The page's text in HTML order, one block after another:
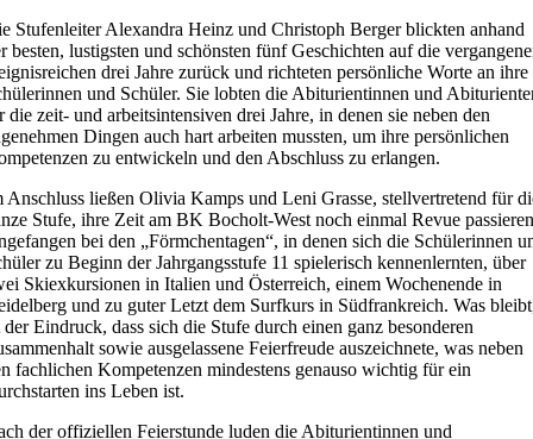
Stufenleiter Alexandra Heinz und Christoph Berger blickten anhand
besten, lustigsten und schönsten fünf Geschichten auf die
drei Jahre zurück und richteten persönliche Worte an ihre
und Schüler. Sie lobten die Abiturientinnen und
die zeit- und arbeitsintensiven drei Jahre, in denen sie neben den
Dingen auch hart arbeiten mussten, um ihre persönlichen
zu entwickeln und den Abschluss zu erlangen.
Anschluss ließen Olivia Kamps und Leni Grasse, stellvertretend für
Stufe, ihre Zeit am BK Bocholt-West noch einmal Revue
bei den „Förmchentagen“, in denen sich die Schülerinnen
zu Beginn der Jahrgangsstufe 11 spielerisch kennenlernten, über
Skiexkursionen in Italien und Österreich, einem Wochenende in
und zu guter Letzt dem Surfkurs in Südfrankreich. Was
der Eindruck, dass sich die Stufe durch einen ganz besonderen
sowie ausgelassene Feierfreude auszeichnete, was neben
fachlichen Kompetenzen mindestens genauso wichtig für ein
ins Leben ist.
der offiziellen Feierstunde luden die Abiturientinnen und